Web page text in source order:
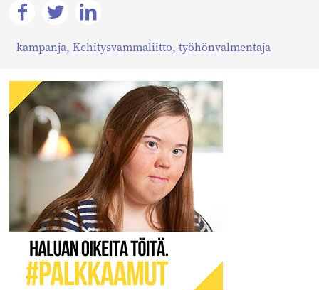
Jaa
Facebookissa
Jaa
Twitterissä
Jaa
Linkedinissä
kampanja, Kehitysvammaliitto, työhönvalmentaja